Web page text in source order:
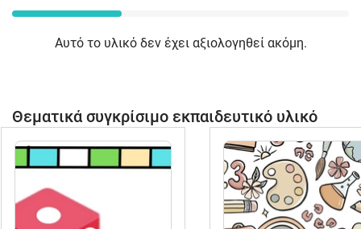
Αυτό το υλικό δεν έχει αξιολογηθεί ακόμη.
Θεματικά συγκρίσιμο εκπαιδευτικό υλικό